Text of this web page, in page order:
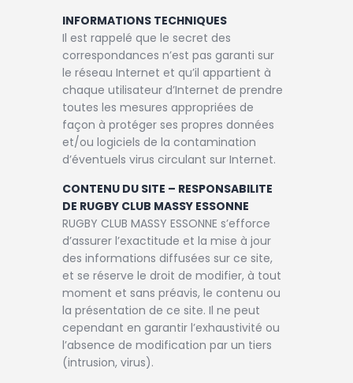
INFORMATIONS TECHNIQUES
Il est rappelé que le secret des
correspondances n’est pas garanti sur
le réseau Internet et qu’il appartient à
chaque utilisateur d’Internet de prendre
toutes les mesures appropriées de
façon à protéger ses propres données
et/ou logiciels de la contamination
d’éventuels virus circulant sur Internet.
CONTENU DU SITE – RESPONSABILITE
DE RUGBY CLUB MASSY ESSONNE
RUGBY CLUB MASSY ESSONNE s’efforce
d’assurer l’exactitude et la mise à jour
des informations diffusées sur ce site,
et se réserve le droit de modifier, à tout
moment et sans préavis, le contenu ou
la présentation de ce site. Il ne peut
cependant en garantir l’exhaustivité ou
l’absence de modification par un tiers
(intrusion, virus).